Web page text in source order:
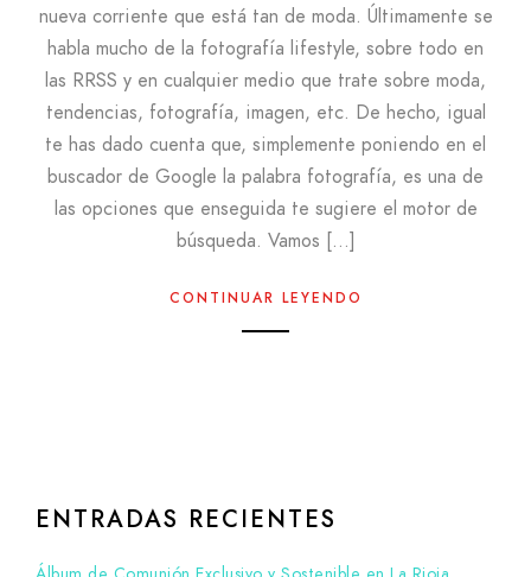
nueva corriente que está tan de moda. Últimamente se
habla mucho de la fotografía lifestyle, sobre todo en
las RRSS y en cualquier medio que trate sobre moda,
tendencias, fotografía, imagen, etc. De hecho, igual
te has dado cuenta que, simplemente poniendo en el
buscador de Google la palabra fotografía, es una de
las opciones que enseguida te sugiere el motor de
búsqueda. Vamos […]
CONTINUAR LEYENDO
ENTRADAS RECIENTES